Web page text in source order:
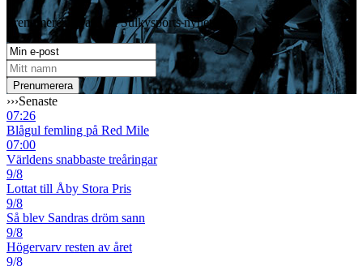
Prenumerera gratis på Sulkysports nyhetsbrev
›››Senaste
07:26
Blågul femling på Red Mile
07:00
Världens snabbaste treåringar
9/8
Lottat till Åby Stora Pris
9/8
Så blev Sandras dröm sann
9/8
Högervarv resten av året
9/8